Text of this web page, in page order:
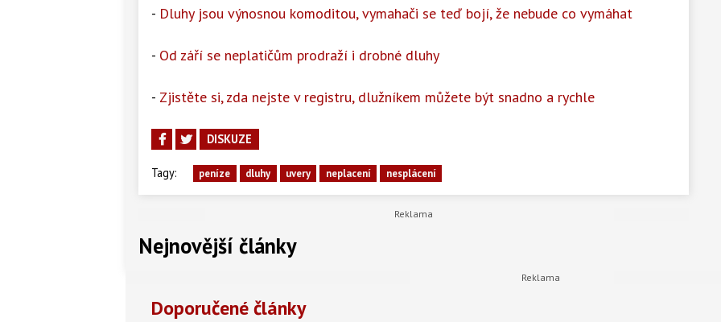
- Dluhy jsou výnosnou komoditou, vymahači se teď bojí, že nebude co vymáhat
- Od září se neplatičům prodraží i drobné dluhy
- Zjistěte si, zda nejste v registru, dlužníkem můžete být snadno a rychle
DISKUZE
Tagy: peníze dluhy uvery neplacení nesplácení
Nejnovější články
Doporučené články